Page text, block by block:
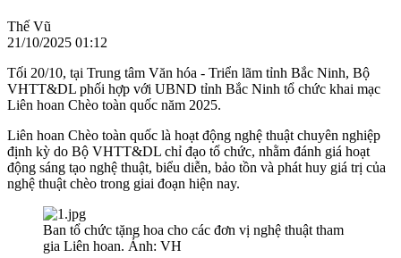
Thế Vũ
21/10/2025 01:12
Tối 20/10, tại Trung tâm Văn hóa - Triển lãm tỉnh Bắc Ninh, Bộ
VHTT&DL phối hợp với UBND tỉnh Bắc Ninh tổ chức khai mạc
Liên hoan Chèo toàn quốc năm 2025.
Liên hoan Chèo toàn quốc là hoạt động nghệ thuật chuyên nghiệp
định kỳ do Bộ VHTT&DL chỉ đạo tổ chức, nhằm đánh giá hoạt
động sáng tạo nghệ thuật, biểu diễn, bảo tồn và phát huy giá trị của
nghệ thuật chèo trong giai đoạn hiện nay.
Ban tổ chức tặng hoa cho các đơn vị nghệ thuật tham
gia Liên hoan. Ảnh: VH